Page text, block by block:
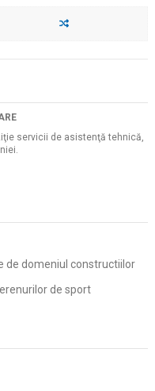
servicii de asistenţă tehnică,
de domeniul constructiilor
de sport